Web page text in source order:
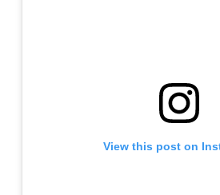
View this post on